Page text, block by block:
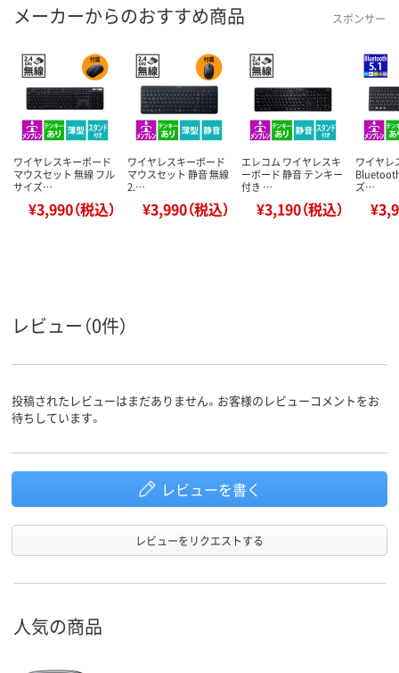
メーカーからのおすすめ商品 スポンサー
ワイヤレスキーボード
マウスセット 無線 フル
サイズ…
¥3,990（税込）
ワイヤレスキーボード
マウスセット 静音 無線
2.…
¥3,990（税込）
エレコム ワイヤレスキ
ーボード 静音 テンキー
付き …
¥3,190（税込）
ワイヤレ
ズ…
レビュー（0件）
投稿されたレビューはまだありません。お客様のレビューコメントをお
待ちしています。
レビューを書く
レビューをリクエストする
人気の商品